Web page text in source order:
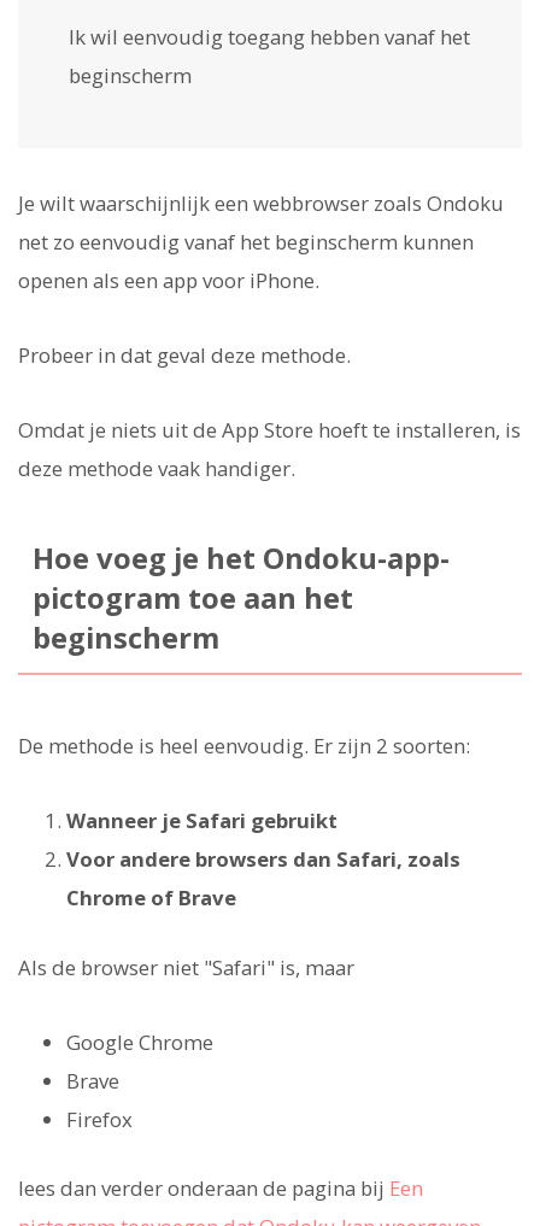
Ik wil eenvoudig toegang hebben vanaf het
beginscherm
Je wilt waarschijnlijk een webbrowser zoals Ondoku
net zo eenvoudig vanaf het beginscherm kunnen
openen als een app voor iPhone.
Probeer in dat geval deze methode.
Omdat je niets uit de App Store hoeft te installeren, is
deze methode vaak handiger.
Hoe voeg je het Ondoku-app-
pictogram toe aan het
beginscherm
De methode is heel eenvoudig. Er zijn 2 soorten:
Wanneer je Safari gebruikt
Voor andere browsers dan Safari, zoals
Chrome of Brave
Als de browser niet "Safari" is, maar
Google Chrome
Brave
Firefox
lees dan verder onderaan de pagina bij Een